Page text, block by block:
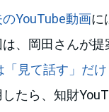
YouTube動画に
、岡田さんが提
見て話す」だけ
たら、知財